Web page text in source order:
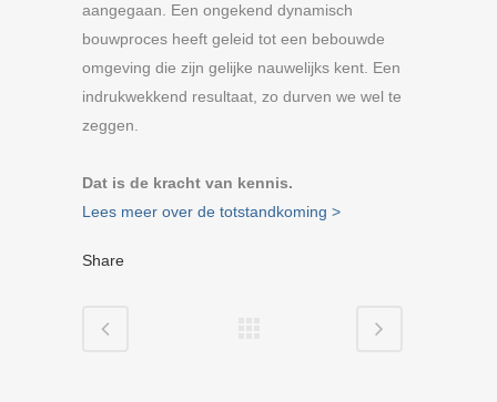
aangegaan. Een ongekend dynamisch
bouwproces heeft geleid tot een bebouwde
omgeving die zijn gelijke nauwelijks kent. Een
indrukwekkend resultaat, zo durven we wel te
zeggen.
Dat is de kracht van kennis.
Lees meer over de totstandkoming >
Share